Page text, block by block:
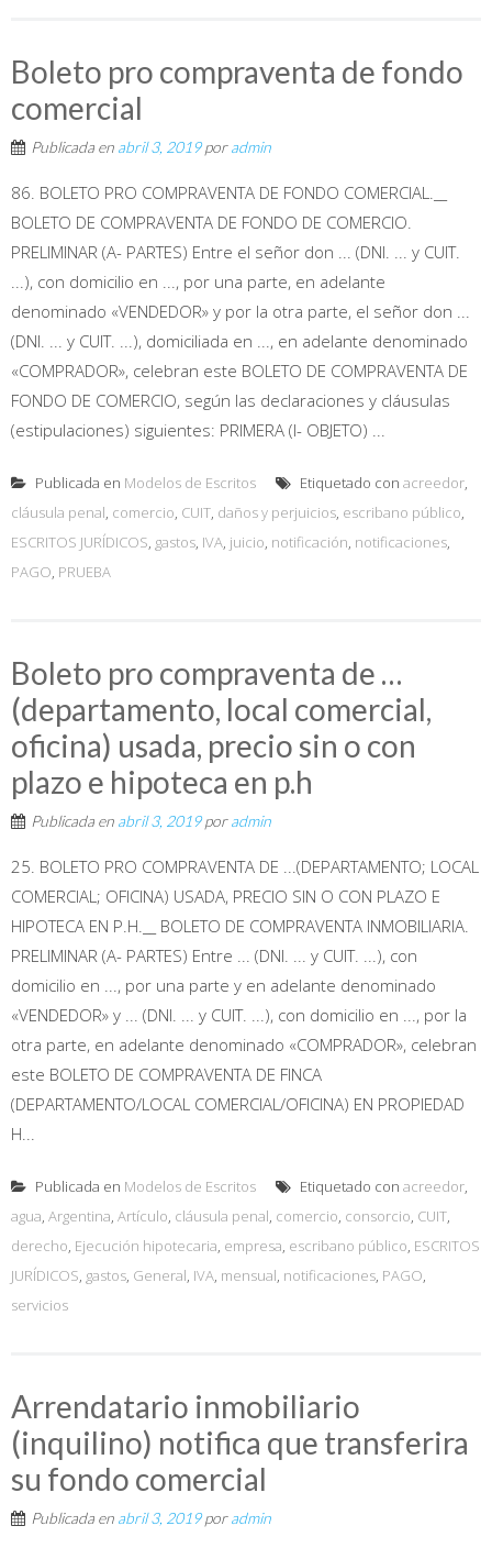
Boleto pro compraventa de fondo
comercial
Publicada en abril 3, 2019poradmin
86. BOLETO PRO COMPRAVENTA DE FONDO COMERCIAL.__
BOLETO DE COMPRAVENTA DE FONDO DE COMERCIO.
PRELIMINAR (A- PARTES) Entre el señor don ... (DNI. ... y CUIT.
...), con domicilio en ..., por una parte, en adelante
denominado «VENDEDOR» y por la otra parte, el señor don ...
(DNI. ... y CUIT. ...), domiciliada en ..., en adelante denominado
«COMPRADOR», celebran este BOLETO DE COMPRAVENTA DE
FONDO DE COMERCIO, según las declaraciones y cláusulas
(estipulaciones) siguientes: PRIMERA (I- OBJETO) ...
Publicada en Modelos de Escritos Etiquetado con acreedor,
cláusula penal, comercio, CUIT, daños y perjuicios, escribano público,
ESCRITOS JURÍDICOS, gastos, IVA, juicio, notificación, notificaciones,
PAGO, PRUEBA
Boleto pro compraventa de …
(departamento, local comercial,
oficina) usada, precio sin o con
plazo e hipoteca en p.h
Publicada en abril 3, 2019poradmin
25. BOLETO PRO COMPRAVENTA DE ...(DEPARTAMENTO; LOCAL
COMERCIAL; OFICINA) USADA, PRECIO SIN O CON PLAZO E
HIPOTECA EN P.H.__ BOLETO DE COMPRAVENTA INMOBILIARIA.
PRELIMINAR (A- PARTES) Entre ... (DNI. ... y CUIT. ...), con
domicilio en ..., por una parte y en adelante denominado
«VENDEDOR» y ... (DNI. ... y CUIT. ...), con domicilio en ..., por la
otra parte, en adelante denominado «COMPRADOR», celebran
este BOLETO DE COMPRAVENTA DE FINCA
(DEPARTAMENTO/LOCAL COMERCIAL/OFICINA) EN PROPIEDAD
H...
Publicada en Modelos de Escritos Etiquetado con acreedor,
agua, Argentina, Artículo, cláusula penal, comercio, consorcio, CUIT,
derecho, Ejecución hipotecaria, empresa, escribano público, ESCRITOS
JURÍDICOS, gastos, General, IVA, mensual, notificaciones, PAGO,
servicios
Arrendatario inmobiliario
(inquilino) notifica que transferira
su fondo comercial
Publicada en abril 3, 2019poradmin